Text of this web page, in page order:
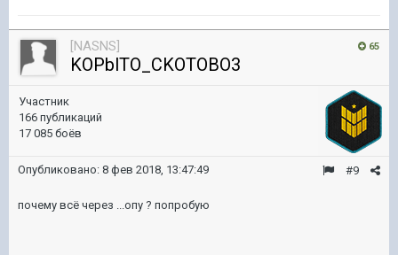
65
[NASNS]
KOPblTO_CKOTOBO3
Участник
166 публикаций
17 085 боёв
#9
Опубликовано: 8 фев 2018, 13:47:49
почему всё через ...опу ? попробую